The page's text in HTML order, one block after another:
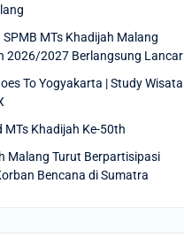
MTs Khadijah Malang
2026/2027 Berlangsung Lancar
To Yogyakarta | Study Wisata
MTs Khadijah Ke-50th
Malang Turut Berpartisipasi
Bencana di Sumatra